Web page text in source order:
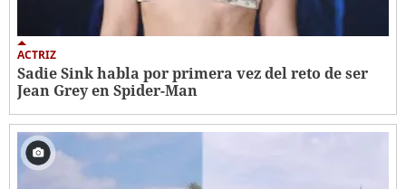
ACTRIZ
Sadie Sink habla por primera vez del reto de ser
Jean Grey en Spider-Man